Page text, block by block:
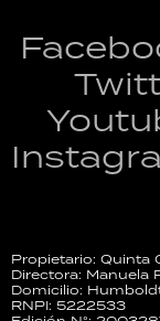
Propietario: Quinta
Directora: Manuela
Domicilio:
RNPI: 5222533